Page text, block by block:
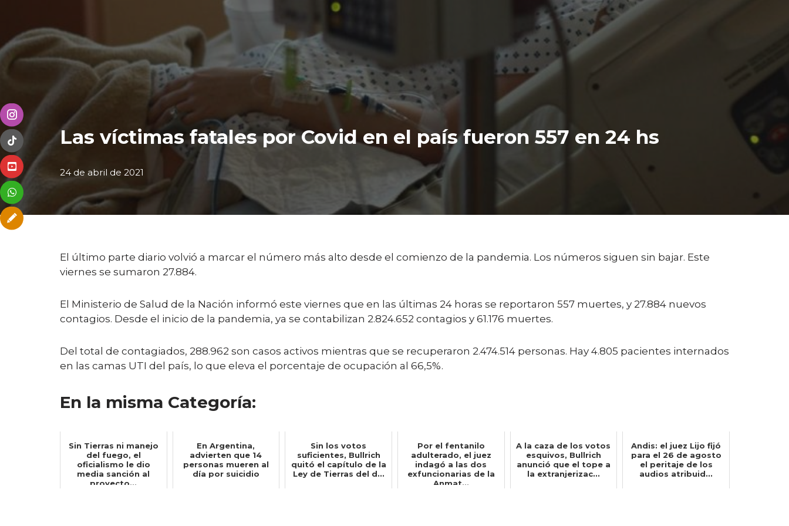
Las víctimas fatales por Covid en el país fueron 557 en 24 hs
24 de abril de 2021
El último parte diario volvió a marcar el número más alto desde el comienzo de la pandemia. Los números siguen sin bajar. Este
viernes se sumaron 27.884.
El Ministerio de Salud de la Nación informó este viernes que en las últimas 24 horas se reportaron 557 muertes, y 27.884 nuevos
contagios. Desde el inicio de la pandemia, ya se contabilizan 2.824.652 contagios y 61.176 muertes.
Del total de contagiados, 288.962 son casos activos mientras que se recuperaron 2.474.514 personas. Hay 4.805 pacientes internados
en las camas UTI del país, lo que eleva el porcentaje de ocupación al 66,5%.
En la misma Categoría:
Sin Tierras ni manejo
del fuego, el
oficialismo le dio
media sanción al
proyecto...
En Argentina,
advierten que 14
personas mueren al
día por suicidio
Sin los votos
suficientes, Bullrich
quitó el capítulo de la
Ley de Tierras del d...
Por el fentanilo
adulterado, el juez
indagó a las dos
exfuncionarias de la
Anmat...
A la caza de los votos
esquivos, Bullrich
anunció que el tope a
la extranjerizac...
Andis: el juez Lijo fijó
para el 26 de agosto
el peritaje de los
audios atribuid...